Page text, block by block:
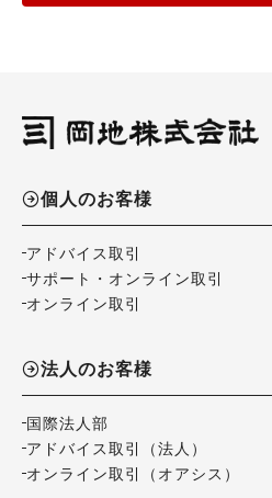
個人のお客様
アドバイス取引
サポート・オンライン取引
オンライン取引
法人のお客様
国際法人部
アドバイス取引（法人）
オンライン取引（オアシス）